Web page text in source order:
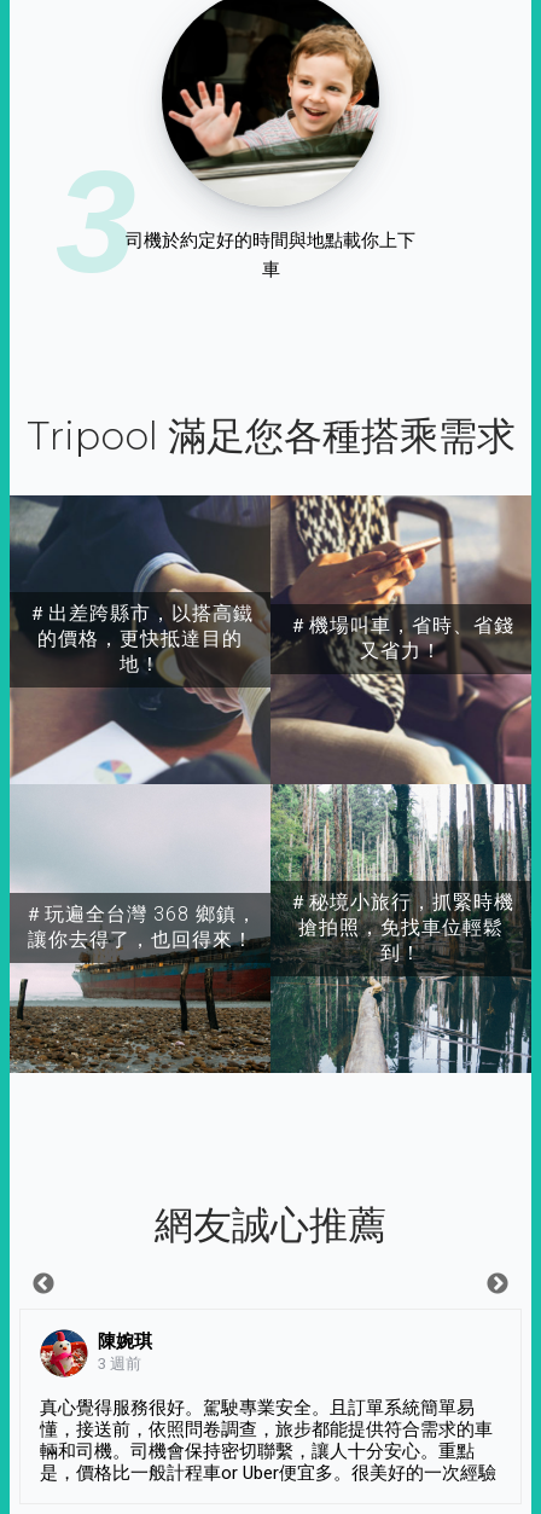
3司機於約定好的時間與地點載你上下
車
Tripool 滿足您各種搭乘需求
＃出差跨縣市，以搭高鐵
的價格，更快抵達目的
地！
＃玩遍全台灣 368 鄉鎮，
讓你去得了，也回得來！
＃秘境小旅行，抓緊時機
搶拍照，免找車位輕鬆
到！
＃機場叫車，省時、省錢
又省力！
網友誠心推薦
陳婉琪
3 週前
真心覺得服務很好。駕駛專業安全。且訂單系統簡單易
懂，接送前，依照問卷調查，旅步都能提供符合需求的車
輛和司機。司機會保持密切聯繫，讓人十分安心。重點
是，價格比一般計程車or Uber便宜多。很美好的一次經驗